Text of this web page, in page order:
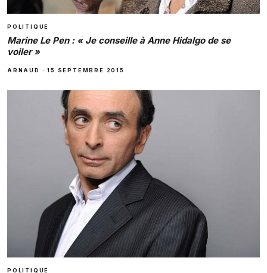
POLITIQUE
Marine Le Pen : « Je conseille à Anne Hidalgo de se
voiler »
ARNAUD ·15 SEPTEMBRE 2015
POLITIQUE